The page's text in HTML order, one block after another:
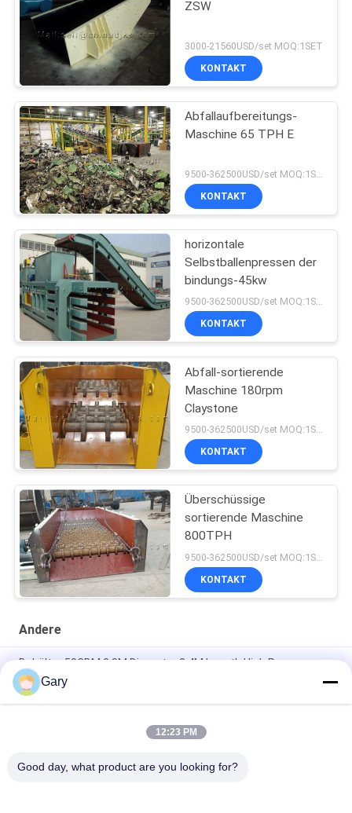
ZSW
3000-21560USD/set MOQ:1SET
KONTAKT
Abfallaufbereitungs-
Maschine 65 TPH E
KONTAKT
horizontale
Selbstballenpressen der
bindungs-45kw
9500-362500USD/set MOQ:1SET
KONTAKT
Abfall-sortierende
Maschine 180rpm
Claystone
9500-362500USD/set MOQ:1SET
KONTAKT
Überschüssige
sortierende Maschine
800TPH
KONTAKT
Andere
Behälter 50CBM 2.8M Diameter 8.4M Length High Pressure
Entwässerungsvibrierender Schirm 20TPH 45% Körnigkeits-
0.35mm
horizontale Art 90% Tonerde-Zwischenlagen-Ball-Mühle
Gary
12:23 PM
Good day, what product are you looking for?